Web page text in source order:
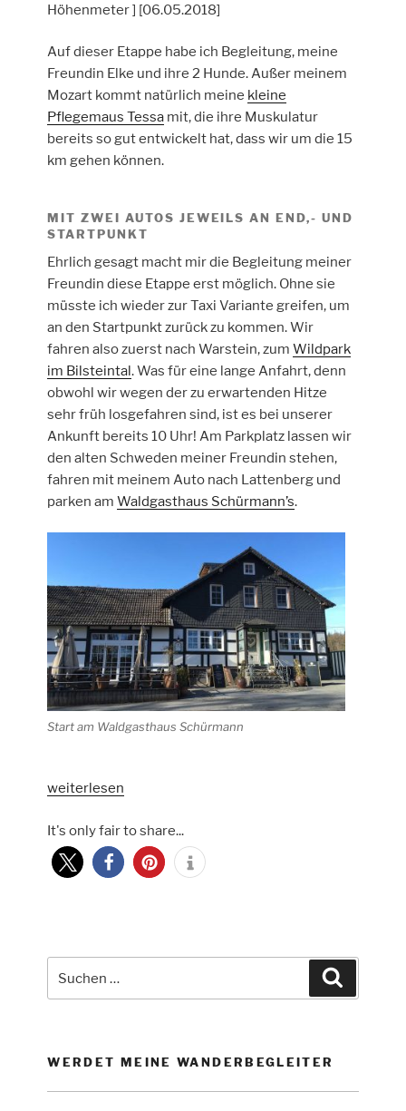
Höhenmeter ] [06.05.2018]
Auf dieser Etappe habe ich Begleitung, meine
Freundin Elke und ihre 2 Hunde. Außer meinem
Mozart kommt natürlich meine kleine
Pflegemaus Tessa mit, die ihre Muskulatur
bereits so gut entwickelt hat, dass wir um die 15
km gehen können.
MIT ZWEI AUTOS JEWEILS AN END,- UND
STARTPUNKT
Ehrlich gesagt macht mir die Begleitung meiner
Freundin diese Etappe erst möglich. Ohne sie
müsste ich wieder zur Taxi Variante greifen, um
an den Startpunkt zurück zu kommen. Wir
fahren also zuerst nach Warstein, zumWildpark
im Bilsteintal. Was für eine lange Anfahrt, denn
obwohl wir wegen der zu erwartenden Hitze
sehr früh losgefahren sind, ist es bei unserer
Ankunft bereits 10 Uhr! Am Parkplatz lassen wir
den alten Schweden meiner Freundin stehen,
fahren mit meinem Auto nach Lattenberg und
parken amWaldgasthaus Schürmann’s.
Start am Waldgasthaus Schürmann
„Sauerländer
Etappe
7
–
weiterlesen
It's only fair to share...
nach:
WERDET MEINE WANDERBEGLEITER